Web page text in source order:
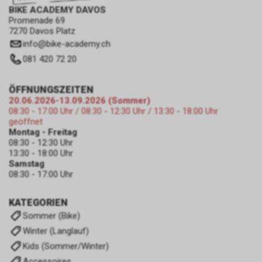
BIKE ACADEMY DAVOS
Promenade 69
7270 Davos Platz
info@bike-academy.ch
081 420 72 20
KATEGORIEN
Sommer (Bike)
Winter (Langlauf)
Kids (Sommer/Winter)
ÖFFNUNGSZEITEN
20.06.2026-13.09.2026 (Sommer)
08:30 - 17:00 Uhr / 08:30 - 12:30 Uhr / 13:30 - 18:00 Uhr
geöffnet
Montag - Freitag
08:30 - 12:30 Uhr
13:30 - 18:00 Uhr
Samstag
08:30 - 17:00 Uhr